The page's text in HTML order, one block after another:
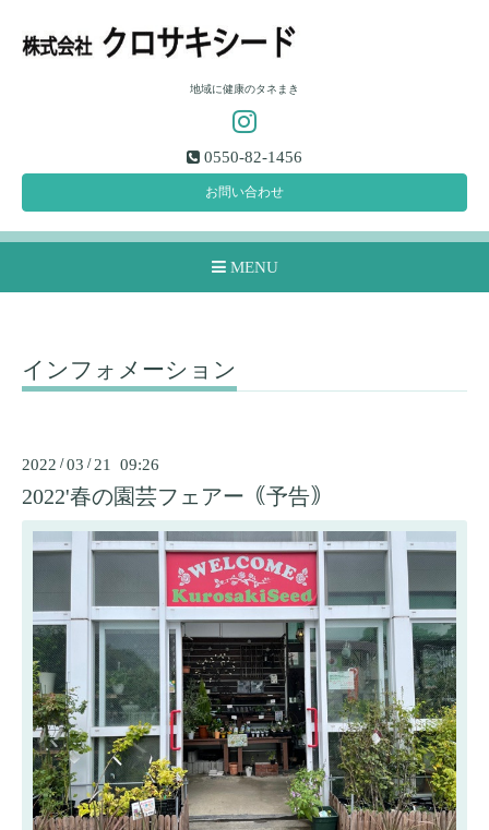
地域に健康のタネまき
0550-82-1456
お問い合わせ
MENU
インフォメーション
2022 /03 / 21 09:26
2022'春の園芸フェアー｟予告｠